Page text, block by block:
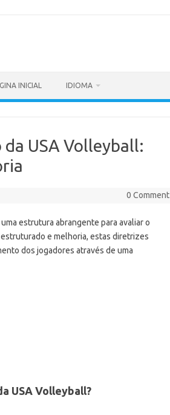
INICIAL IDIOMA
USA Volleyball:
0 Comment
estrutura abrangente para avaliar o
e melhoria, estas diretrizes
dos jogadores através de uma
USA Volleyball?